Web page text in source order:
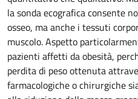
la sonda ecografica consente
osseo, ma anche i tessuti
muscolo. Aspetto
pazienti affetti da obesità,
perdita di peso ottenuta
farmacologiche o chirurgiche